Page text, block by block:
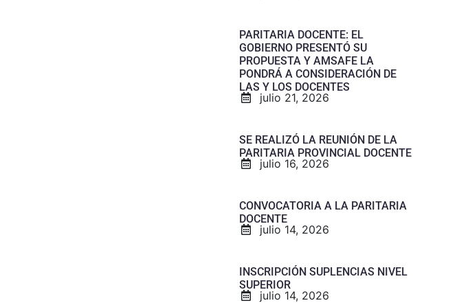
PARITARIA DOCENTE: EL
GOBIERNO PRESENTÓ SU
PROPUESTA Y AMSAFE LA
PONDRÁ A CONSIDERACIÓN DE
LAS Y LOS DOCENTES
julio 21, 2026
SE REALIZÓ LA REUNIÓN DE LA
PARITARIA PROVINCIAL DOCENTE
julio 16, 2026
CONVOCATORIA A LA PARITARIA
DOCENTE
julio 14, 2026
INSCRIPCIÓN SUPLENCIAS NIVEL
SUPERIOR
julio 14, 2026